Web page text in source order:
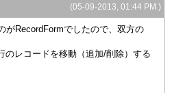
name = "A", value =
name = "B", value =
(05-09-2013, 01:44 PM )
がRecordFormでしたので、双方の
のレコードを移動（追加/削除）する